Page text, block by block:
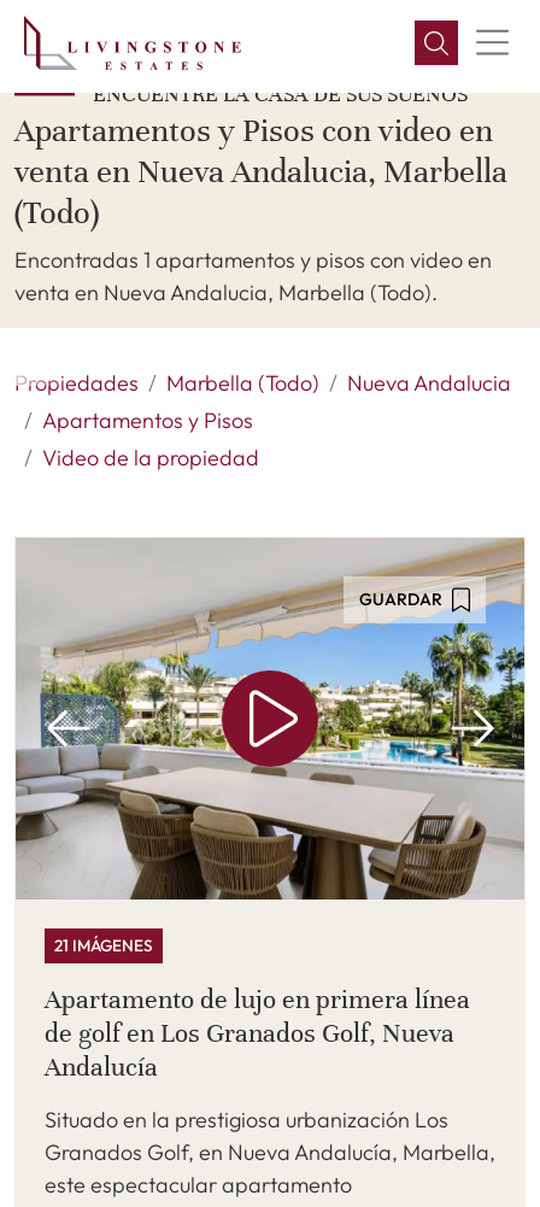
ENCUENTRE LA CASA DE SUS SUEÑOS
Apartamentos y Pisos con video en
venta en Nueva Andalucia, Marbella
(Todo)
Encontradas 1 apartamentos y pisos con video en
venta en Nueva Andalucia, Marbella (Todo).
Propiedades Marbella (Todo)
Nueva Andalucia
Apartamentos y Pisos
Video de la propiedad
GUARDAR
21 IMÁGENES
Apartamento de lujo en primera línea
de golf en Los Granados Golf, Nueva
Andalucía
Situado en la prestigiosa urbanización Los
Granados Golf, en Nueva Andalucía, Marbella,
este espectacular apartamento